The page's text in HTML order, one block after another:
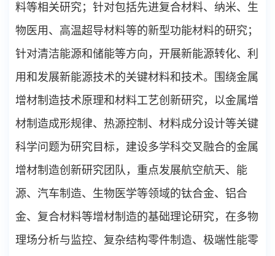
料等相关研究；针对包括先进复合材料、纳米、生
物医用、高温超导材料等的新型功能材料的研究；
针对清洁能源和储能等方向，开展新能源转化、利
用和发展新能源技术的关键材料和技术。围绕金属
增材制造技术原理和材料工艺创新研究，以金属增
材制造成形规律、热源控制、材料成分设计等关键
科学问题为研究目标，建设多学科交叉融合的金属
增材制造创新研究团队，重点发展航空航天、能
源、汽车制造、生物医学等领域的钛合金、铝合
金、复合材料等增材制造的基础理论研究，在多物
理场分析与监控、复杂结构零件制造、极端性能零